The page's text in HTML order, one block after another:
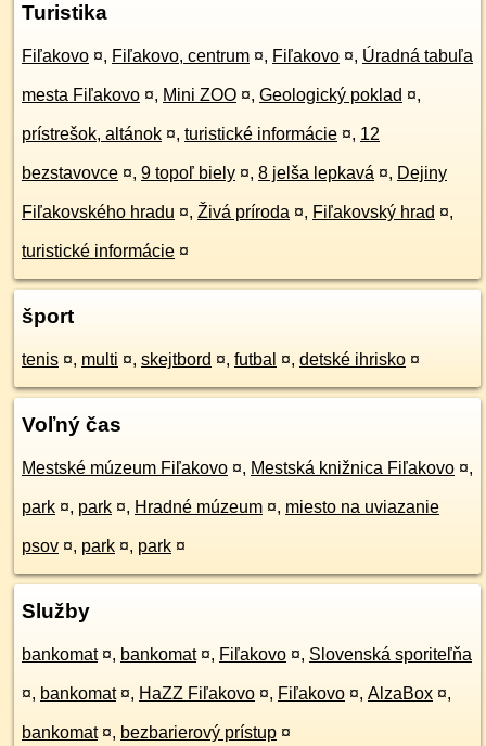
Turistika
Fiľakovo ¤, Fiľakovo, centrum ¤, Fiľakovo ¤, Úradná tabuľa
mesta Fiľakovo ¤, Mini ZOO ¤, Geologický poklad ¤,
prístrešok, altánok ¤, turistické informácie ¤, 12
bezstavovce ¤, 9 topoľ biely ¤, 8 jelša lepkavá ¤, Dejiny
Fiľakovského hradu ¤, Živá príroda ¤, Fiľakovský hrad ¤,
turistické informácie ¤
šport
tenis ¤, multi ¤, skejtbord ¤, futbal ¤, detské ihrisko ¤
Voľný čas
Mestské múzeum Fiľakovo ¤, Mestská knižnica Fiľakovo ¤,
park ¤, park ¤, Hradné múzeum ¤, miesto na uviazanie
psov ¤, park ¤, park ¤
Služby
bankomat ¤, bankomat ¤, Fiľakovo ¤, Slovenská sporiteľňa
¤, bankomat ¤, HaZZ Fiľakovo ¤, Fiľakovo ¤, AlzaBox ¤,
bankomat ¤, bezbarierový prístup ¤